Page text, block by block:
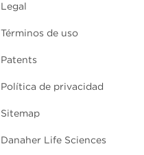
Legal
Términos de uso
Patents
Política de privacidad
Sitemap
Danaher Life Sciences